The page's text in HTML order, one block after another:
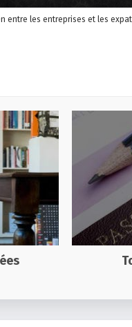
entre les entreprises et les